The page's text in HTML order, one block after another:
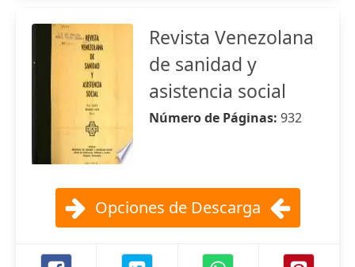
Revista Venezolana
de sanidad y
asistencia social
Número de Páginas: 932
Opciones de Descarga